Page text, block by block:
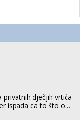
privatnih dječjih vrtića
ispada da to što oni